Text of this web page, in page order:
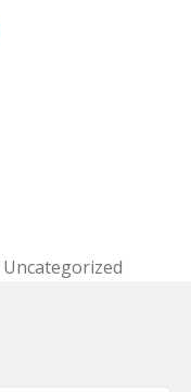
Uncategorized